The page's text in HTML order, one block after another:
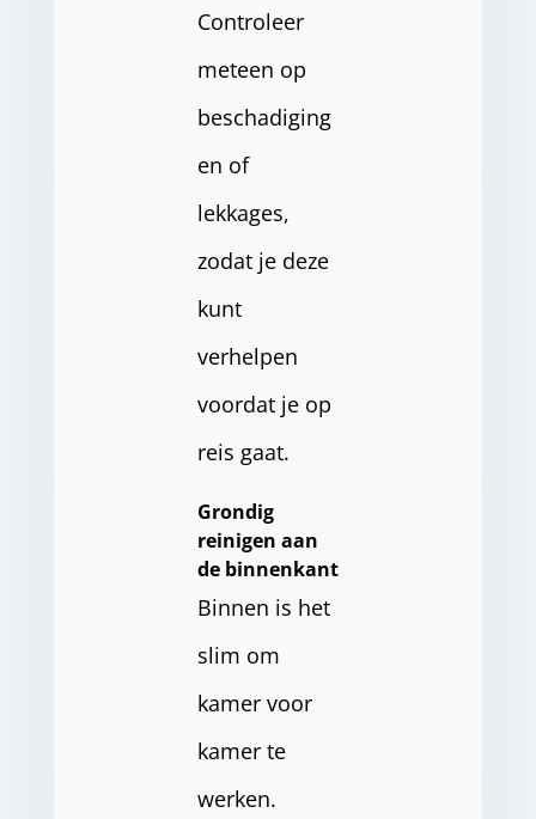
Controleer
meteen op
beschadiging
en of
lekkages,
zodat je deze
kunt
verhelpen
voordat je op
reis gaat.
Grondig
reinigen aan
de binnenkant
Binnen is het
slim om
kamer voor
kamer te
werken.